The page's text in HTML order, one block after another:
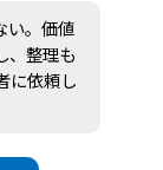
い。価値
、整理も
に依頼し